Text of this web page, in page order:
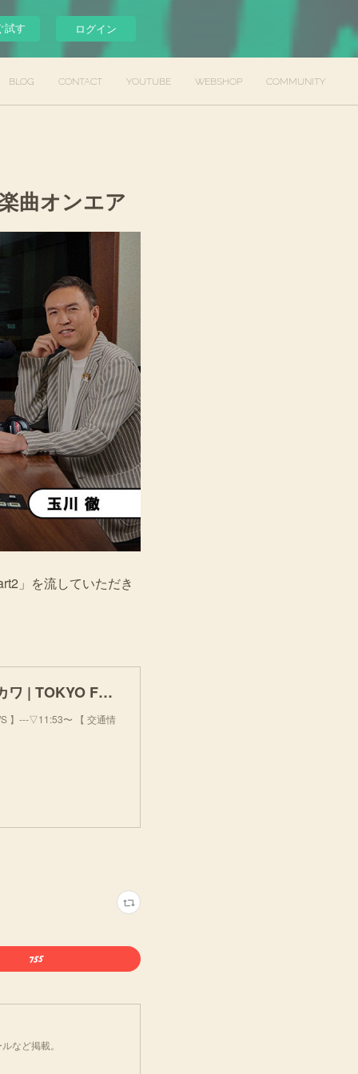
試す ログイン
BLOG CONTACT YOUTUBE WEBSHOP COMMUNITY
曲オンエア
」を流していただき
2025年1月16日（木）11:30～13:00 | ラジオのタマカワ | TOKYO FM | radiko
】---▽11:53〜 【 交通情
など掲載。